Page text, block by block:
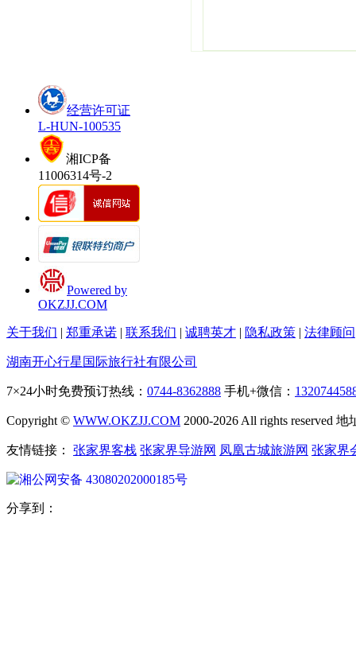
经营许可证
L-HUN-100535
湘ICP备
11006314号-2
Powered by
OKZJJ.COM
关于我们 | 郑重承诺 | 联系我们 | 诚聘英才 | 隐私政策 | 法律顾问
湖南开心行星国际旅行社有限公司
7×24小时免费预订热线： 0744-8362888 手机+微信：
Copyright © WWW.OKZJJ.COM 2000-2026 All rights reserved
友情链接： 张家界客栈 张家界导游网 凤凰古城旅游网 张家界
湘公网安备 43080202000185号
分享到：